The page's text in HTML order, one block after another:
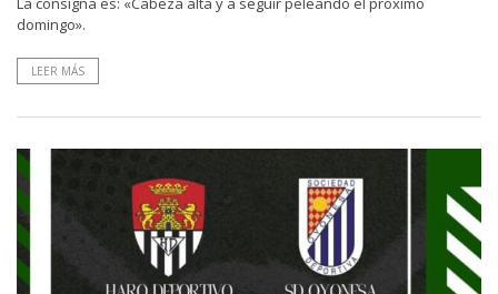
domingo».
LEER MÁS